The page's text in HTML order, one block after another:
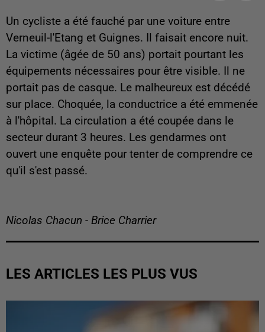
Un cycliste a été fauché par une voiture entre
Verneuil-l'Etang et Guignes. Il faisait encore nuit.
La victime (âgée de 50 ans) portait pourtant les
équipements nécessaires pour être visible. Il ne
portait pas de casque. Le malheureux est décédé
sur place. Choquée, la conductrice a été emmenée
à l'hôpital. La circulation a été coupée dans le
secteur durant 3 heures. Les gendarmes ont
ouvert une enquête pour tenter de comprendre ce
qu'il s'est passé.
Nicolas Chacun - Brice Charrier
LES ARTICLES LES PLUS VUS